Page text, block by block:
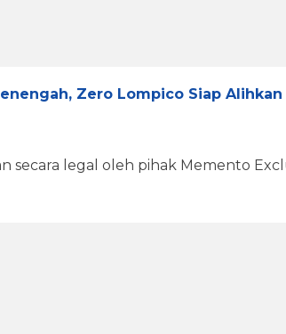
Zero Lompico Siap
secara legal oleh pihak Memento